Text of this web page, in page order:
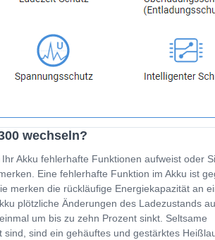
wechseln?
Akku fehlerhafte Funktionen aufweist oder
Eine fehlerhafte Funktion im Akku ist
merken die rückläufige Energiekapazität an
plötzliche Änderungen des Ladezustands
um bis zu zehn Prozent sinkt. Seltsame
sind ein gehäuftes und gestärktes